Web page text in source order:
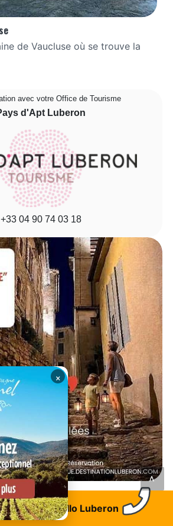
de Vaucluse où se trouve la
avec votre Office de Tourisme
d'Apt Luberon
+33 04 90 74 03 18
Allo Luberon
×
<